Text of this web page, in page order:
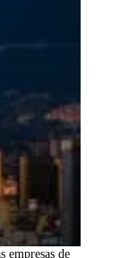
empresas de